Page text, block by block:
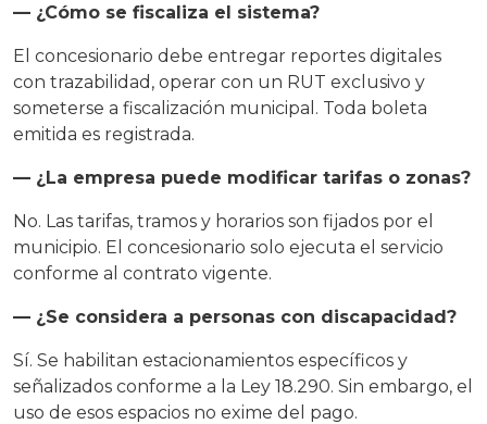
— ¿Cómo se fiscaliza el sistema?
El concesionario debe entregar reportes digitales
con trazabilidad, operar con un RUT exclusivo y
someterse a fiscalización municipal. Toda boleta
emitida es registrada.
— ¿La empresa puede modificar tarifas o zonas?
No. Las tarifas, tramos y horarios son fijados por el
municipio. El concesionario solo ejecuta el servicio
conforme al contrato vigente.
— ¿Se considera a personas con discapacidad?
Sí. Se habilitan estacionamientos específicos y
señalizados conforme a la Ley 18.290. Sin embargo, el
uso de esos espacios no exime del pago.